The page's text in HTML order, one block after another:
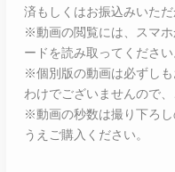
済もしくはお振込みいた
※動画の閲覧には、スマ
ードを読み取ってください
※個別版の動画は必ずし
わけでございませんので
※動画の秒数は撮り下ろ
うえご購入ください。